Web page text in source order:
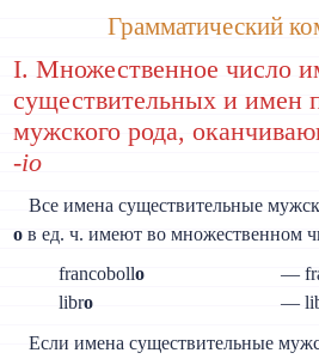
Грамматический
I. Множественное число
существительных и имен
мужского рода,
-io
Все имена существительные
o в ед. ч. имеют во множественном
francobollo —
libro —
Если имена существительные